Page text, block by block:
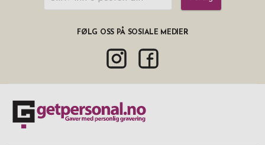
FØLG OSS PÅ SOSIALE MEDIER